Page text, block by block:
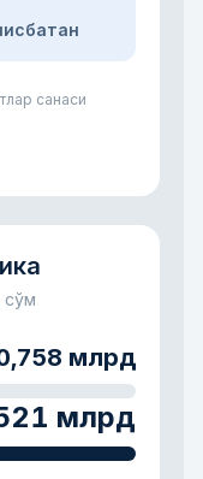
санаси
сўм
млрд
млрд